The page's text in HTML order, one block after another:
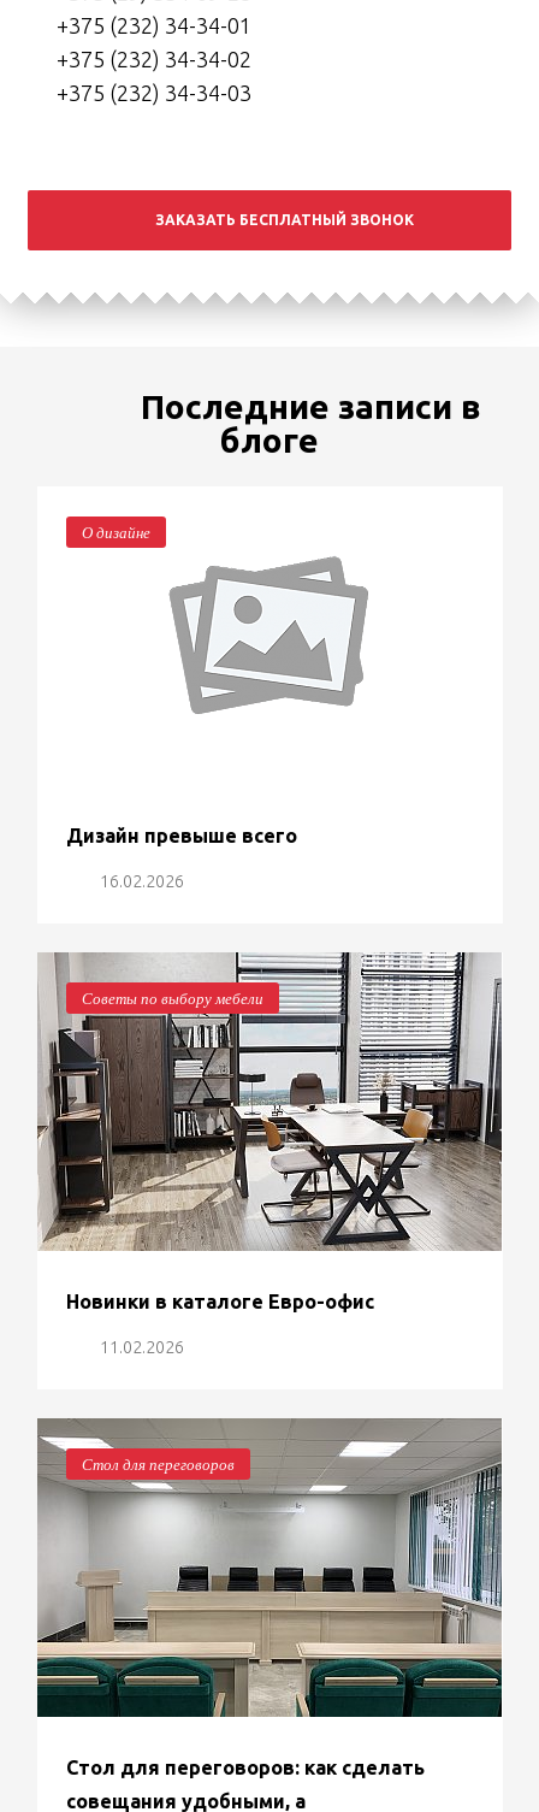
+375 (232) 34-34-01
+375 (232) 34-34-02
+375 (232) 34-34-03
ЗАКАЗАТЬ БЕСПЛАТНЫЙ ЗВОНОК
Последние записи в
блоге
О дизайне
Дизайн превыше всего
16.02.2026
Советы по выбору мебели
Новинки в каталоге Евро-офис
11.02.2026
Стол для переговоров
Стол для переговоров: как сделать
совещания удобными, а